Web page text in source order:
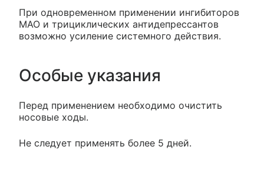
При одновременном применении ингибиторов
МАО и трициклических антидепрессантов
возможно усиление системного действия.
Особые указания
Перед применением необходимо очистить
носовые ходы.
Не следует применять более 5 дней.